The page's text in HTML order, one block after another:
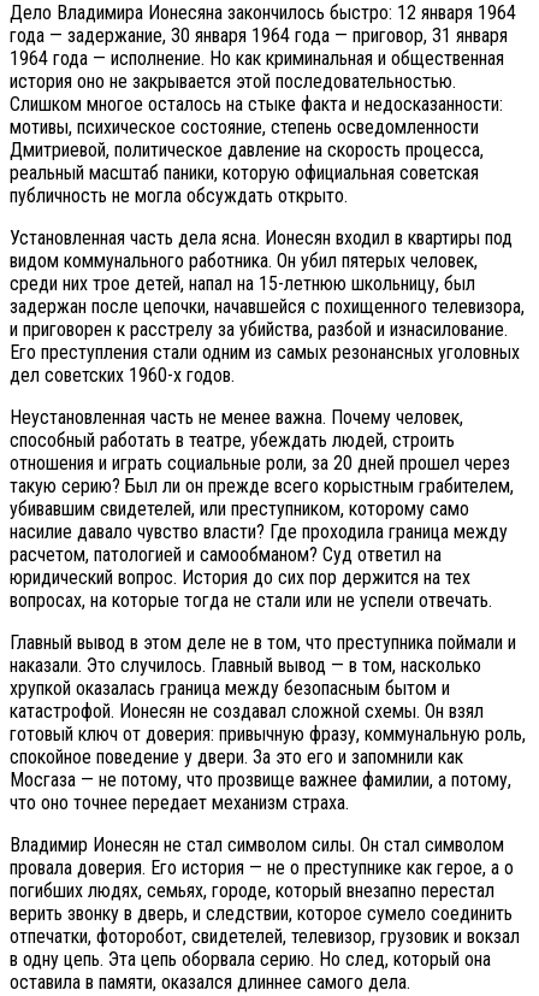
Дело Владимира Ионесяна закончилось быстро: 12 января 1964
года — задержание, 30 января 1964 года — приговор, 31 января
1964 года — исполнение. Но как криминальная и общественная
история оно не закрывается этой последовательностью.
Слишком многое осталось на стыке факта и недосказанности:
мотивы, психическое состояние, степень осведомленности
Дмитриевой, политическое давление на скорость процесса,
реальный масштаб паники, которую официальная советская
публичность не могла обсуждать открыто.
Установленная часть дела ясна. Ионесян входил в квартиры под
видом коммунального работника. Он убил пятерых человек,
среди них трое детей, напал на 15-летнюю школьницу, был
задержан после цепочки, начавшейся с похищенного телевизора,
и приговорен к расстрелу за убийства, разбой и изнасилование.
Его преступления стали одним из самых резонансных уголовных
дел советских 1960-х годов.
Неустановленная часть не менее важна. Почему человек,
способный работать в театре, убеждать людей, строить
отношения и играть социальные роли, за 20 дней прошел через
такую серию? Был ли он прежде всего корыстным грабителем,
убивавшим свидетелей, или преступником, которому само
насилие давало чувство власти? Где проходила граница между
расчетом, патологией и самообманом? Суд ответил на
юридический вопрос. История до сих пор держится на тех
вопросах, на которые тогда не стали или не успели отвечать.
Главный вывод в этом деле не в том, что преступника поймали и
наказали. Это случилось. Главный вывод — в том, насколько
хрупкой оказалась граница между безопасным бытом и
катастрофой. Ионесян не создавал сложной схемы. Он взял
готовый ключ от доверия: привычную фразу, коммунальную роль,
спокойное поведение у двери. За это его и запомнили как
Мосгаза — не потому, что прозвище важнее фамилии, а потому,
что оно точнее передает механизм страха.
Владимир Ионесян не стал символом силы. Он стал символом
провала доверия. Его история — не о преступнике как герое, а о
погибших людях, семьях, городе, который внезапно перестал
верить звонку в дверь, и следствии, которое сумело соединить
отпечатки, фоторобот, свидетелей, телевизор, грузовик и вокзал
в одну цепь. Эта цепь оборвала серию. Но след, который она
оставила в памяти, оказался длиннее самого дела.